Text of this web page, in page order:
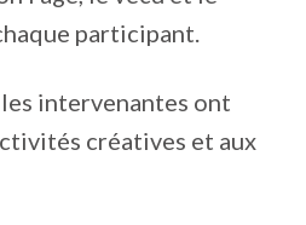
participant.
intervenantes ont
créatives et aux